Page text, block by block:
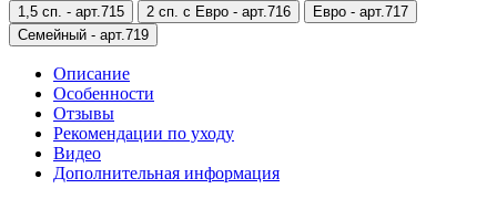
1,5 сп. - арт.715 2 сп. с Евро - арт.716 Евро - арт.717
Семейный - арт.719
Описание
Особенности
Отзывы
Рекомендации по уходу
Видео
Дополнительная информация